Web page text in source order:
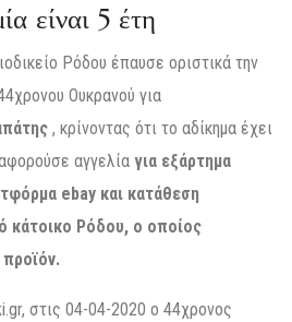
είναι 5 έτη
Ρόδου έπαυσε οριστικά την
Ουκρανού για
, κρίνοντας ότι το αδίκημα έχει
αγγελία για εξάρτημα
ebay και κατάθεση
κάτοικο Ρόδου, ο οποίος
στις 04-04-2020 ο 44χρονος